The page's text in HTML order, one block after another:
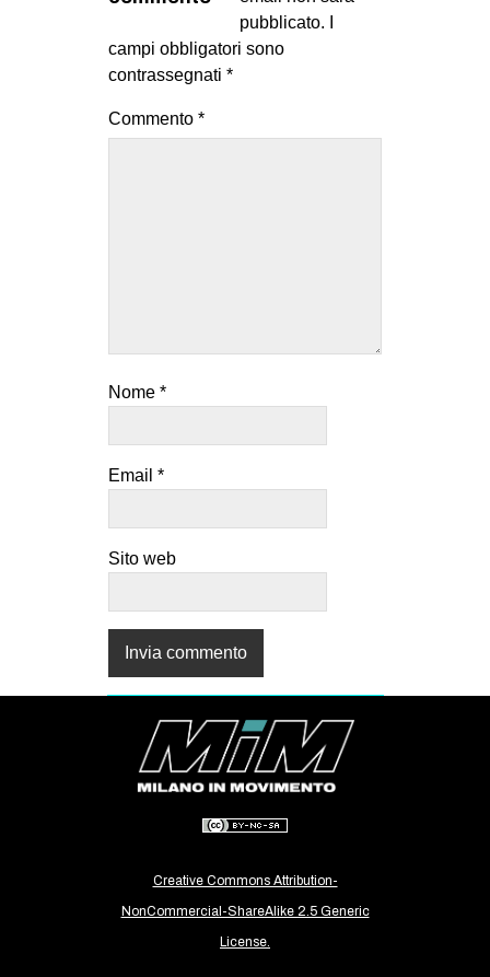
pubblicato.
campi obbligatori sono
contrassegnati *
Commento *
Nome *
Email *
Sito web
Creative Commons Attribution-
NonCommercial-ShareAlike 2.5 Generic
License.